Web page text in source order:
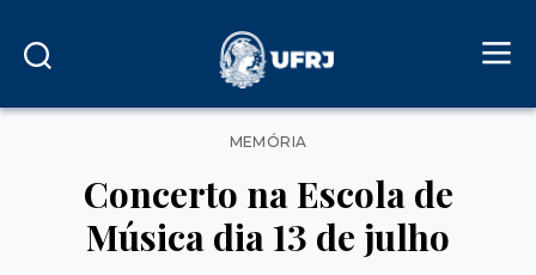
Categorias
MEMÓRIA
Concerto na Escola de
Música dia 13 de julho